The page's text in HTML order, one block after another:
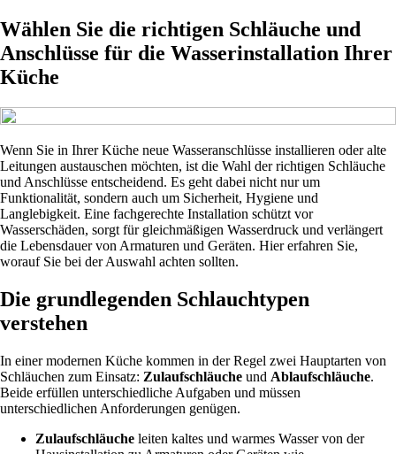
Wählen Sie die richtigen Schläuche und
Anschlüsse für die Wasserinstallation Ihrer
Küche
Wenn Sie in Ihrer Küche neue Wasseranschlüsse installieren oder alte
Leitungen austauschen möchten, ist die Wahl der richtigen Schläuche
und Anschlüsse entscheidend. Es geht dabei nicht nur um
Funktionalität, sondern auch um Sicherheit, Hygiene und
Langlebigkeit. Eine fachgerechte Installation schützt vor
Wasserschäden, sorgt für gleichmäßigen Wasserdruck und verlängert
die Lebensdauer von Armaturen und Geräten. Hier erfahren Sie,
worauf Sie bei der Auswahl achten sollten.
Die grundlegenden Schlauchtypen
verstehen
In einer modernen Küche kommen in der Regel zwei Hauptarten von
Schläuchen zum Einsatz: Zulaufschläuche und Ablaufschläuche.
Beide erfüllen unterschiedliche Aufgaben und müssen
unterschiedlichen Anforderungen genügen.
Zulaufschläuche leiten kaltes und warmes Wasser von der